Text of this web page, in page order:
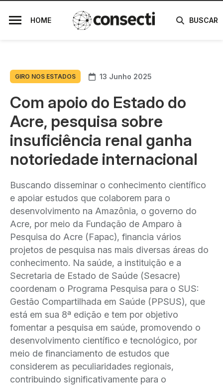
HOME BUSCAR
GIRO NOS ESTADOS 13 Junho 2025
Com apoio do Estado do
Acre, pesquisa sobre
insuficiência renal ganha
notoriedade internacional
Buscando disseminar o conhecimento científico
e apoiar estudos que colaborem para o
desenvolvimento na Amazônia, o governo do
Acre, por meio da Fundação de Amparo à
Pesquisa do Acre (Fapac), financia vários
projetos de pesquisa nas mais diversas áreas do
conhecimento. Na saúde, a instituição e a
Secretaria de Estado de Saúde (Sesacre)
coordenam o Programa Pesquisa para o SUS:
Gestão Compartilhada em Saúde (PPSUS), que
está em sua 8ª edição e tem por objetivo
fomentar a pesquisa em saúde, promovendo o
desenvolvimento científico e tecnológico, por
meio de financiamento de estudos que
considerem as peculiaridades regionais,
contribuindo significativamente para o